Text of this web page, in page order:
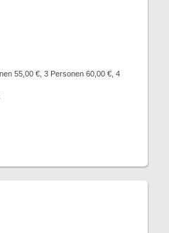
55,00 €, 3 Personen 60,00 €, 4